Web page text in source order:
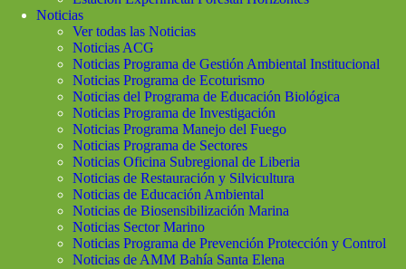
Noticias
Ver todas las Noticias
Noticias ACG
Noticias Programa de Gestión Ambiental Institucional
Noticias Programa de Ecoturismo
Noticias del Programa de Educación Biológica
Noticias Programa de Investigación
Noticias Programa Manejo del Fuego
Noticias Programa de Sectores
Noticias Oficina Subregional de Liberia
Noticias de Restauración y Silvicultura
Noticias de Educación Ambiental
Noticias de Biosensibilización Marina
Noticias Sector Marino
Noticias Programa de Prevención Protección y Control
Noticias de AMM Bahía Santa Elena